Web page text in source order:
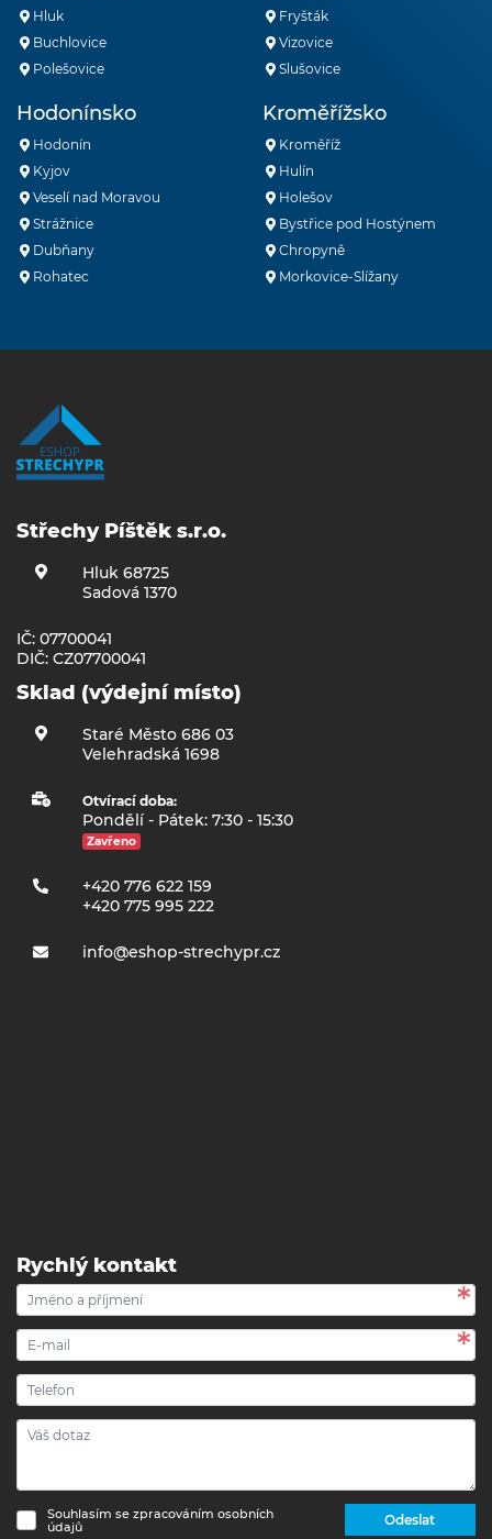
Hluk
Buchlovice
Polešovice
Fryšták
Vizovice
Slušovice
Hodonínsko
Hodonín
Kyjov
Veselí nad Moravou
Strážnice
Dubňany
Rohatec
Kroměřížsko
Kroměříž
Hulín
Holešov
Bystřice pod Hostýnem
Chropyně
Morkovice-Slížany
Střechy Píštěk s.r.o.
Hluk 68725
Sadová 1370
IČ: 07700041
DIČ: CZ07700041
Sklad (výdejní místo)
Staré Město 686 03
Velehradská 1698
Otvírací doba:
Pondělí - Pátek: 7:30 - 15:30
Zavřeno
+420 776 622 159
+420 775 995 222
info@eshop-strechypr.cz
Rychlý kontakt
Souhlasím se zpracováním osobních
údajů
Odeslat